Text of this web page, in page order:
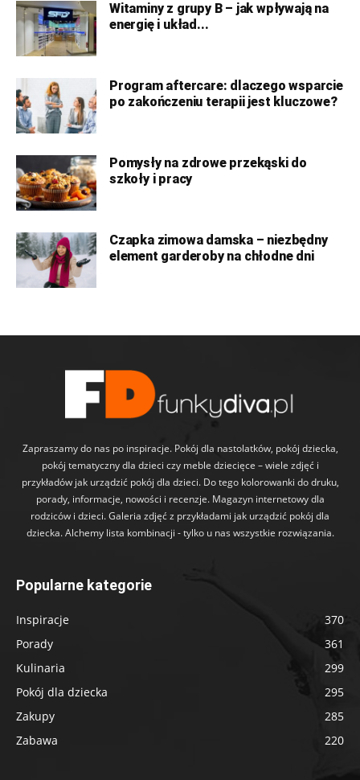
Witaminy z grupy B – jak wpływają na
energię i układ...
Program aftercare: dlaczego wsparcie
po zakończeniu terapii jest kluczowe?
Pomysły na zdrowe przekąski do
szkoły i pracy
Czapka zimowa damska – niezbędny
element garderoby na chłodne dni
Zapraszamy do nas po inspiracje. Pokój dla nastolatków, pokój dziecka,
pokój tematyczny dla dzieci czy meble dziecięce – wiele zdjęć i
przykładów jak urządzić pokój dla dzieci. Do tego kolorowanki do druku,
porady, informacje, nowości i recenzje. Magazyn internetowy dla
rodziców i dzieci. Galeria zdjęć z przykładami jak urządzić pokój dla
dziecka. Alchemy lista kombinacji - tylko u nas wszystkie rozwiązania.
Popularne kategorie
Inspiracje
370
Porady
361
Kulinaria
299
Pokój dla dziecka
295
Zakupy
285
Zabawa
220